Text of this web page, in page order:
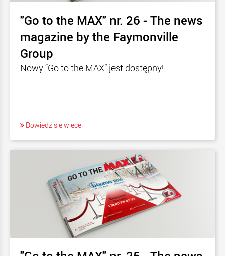
"Go to the MAX" nr. 26 - The news
magazine by the Faymonville
Group
Nowy “Go to the MAX” jest dostępny!
Dowiedz się więcej